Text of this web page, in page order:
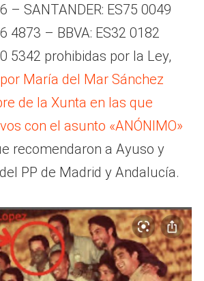
– SANTANDER: ES75 0049
4873 – BBVA: ES32 0182
5342 prohibidas por la Ley,
María del Mar Sánchez
de la Xunta en las que
con el asunto «ANÓNIMO»
recomendaron a Ayuso y
PP de Madrid y Andalucía.